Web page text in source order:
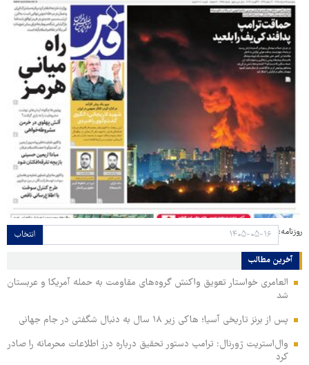
روزنامه: انتخاب
آخرین مطالب
العامری خواستار تعویق واکنش گروه‌های مقاومت به حمله آمریکا و عربستان
شد
پس از برنز تاریخی آسیا؛ هاکی زیر ۱۸ سال به دنبال شگفتی در جام جهانی
وال‌استریت ژورنال: ترامپ دستور تحقیق درباره درز اطلاعات محرمانه را صادر
کرد